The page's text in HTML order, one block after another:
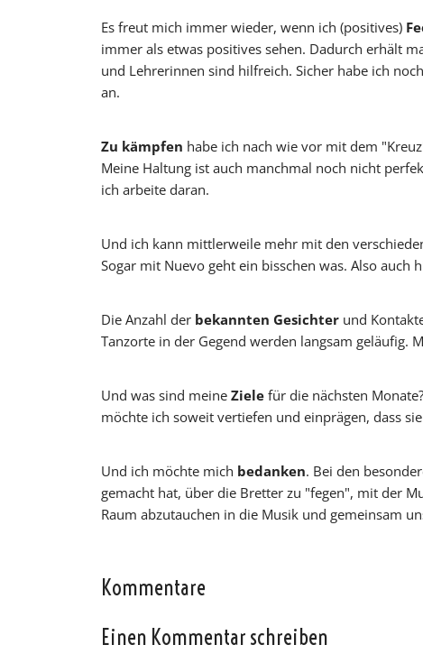
Es freut mich immer wieder, wenn ich (positives)
immer als etwas positives sehen. Dadurch erhält
und Lehrerinnen sind hilfreich. Sicher habe ich
an.
Zu kämpfen habe ich nach wie vor mit dem
Meine Haltung ist auch manchmal noch nicht
ich arbeite daran.
Und ich kann mittlerweile mehr mit den
Sogar mit Nuevo geht ein bisschen was. Also auch
Die Anzahl der bekannten Gesichter und
Tanzorte in der Gegend werden langsam geläufig.
Und was sind meine Ziele für die nächsten
möchte ich soweit vertiefen und einprägen, dass
Und ich möchte mich bedanken. Bei den
gemacht hat, über die Bretter zu "fegen", mit der
Raum abzutauchen in die Musik und gemeinsam
Kommentare
Einen Kommentar schreiben